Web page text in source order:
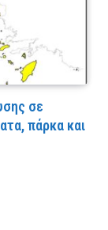
σε
πάρκα και